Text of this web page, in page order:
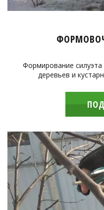
Формирование
деревьев и